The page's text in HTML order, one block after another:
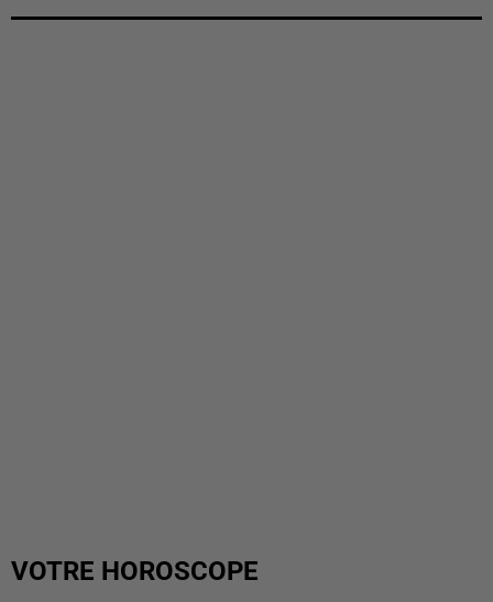
VOTRE HOROSCOPE